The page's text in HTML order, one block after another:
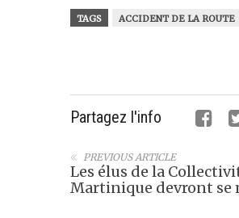
TAGS ACCIDENT DE LA ROUTE
Partagez l'info
PREVIOUS ARTICLE
Les élus de la
Martinique devront se